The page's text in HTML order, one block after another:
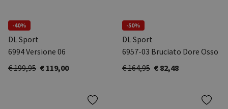
-40%
DL Sport
6994 Versione 06
€ 199,95 € 119,00
-50%
DL Sport
6957-03 Bruciato Dore Osso
€ 164,95 € 82,48